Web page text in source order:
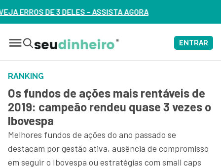
– ASSISTA AGORA
ENTRAR
RANKING
Os fundos de ações mais rentáveis de
2019: campeão rendeu quase 3 vezes o
Ibovespa
Melhores fundos de ações do ano passado se
destacam por gestão ativa, ausência de compromisso
em seguir o Ibovespa ou estratégias com small caps